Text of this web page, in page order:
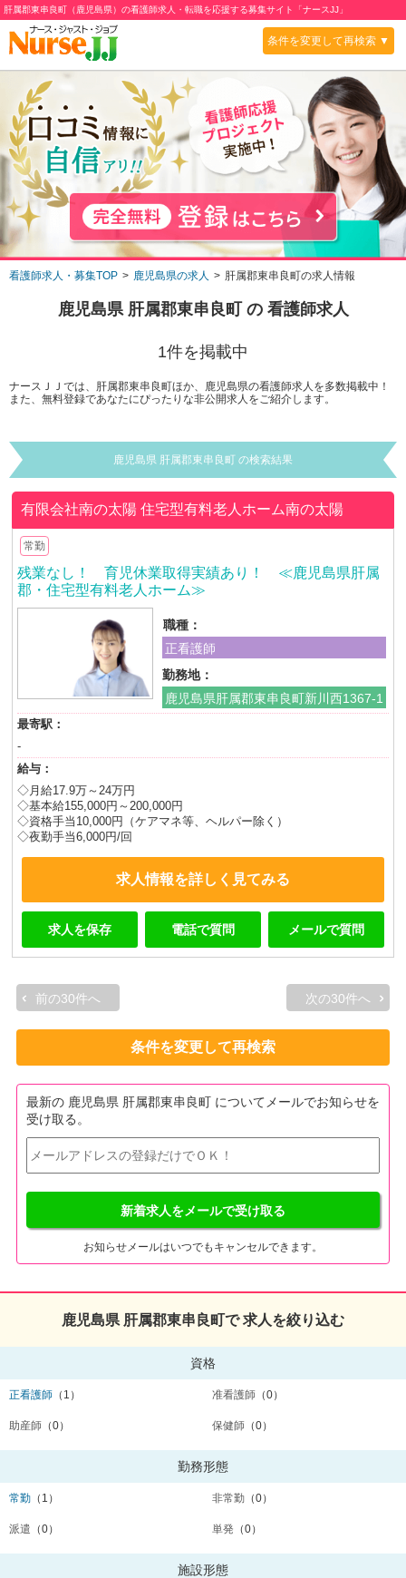
肝属郡東串良町（鹿児島県）の看護師求人・転職を応援する募集サイト「ナースJJ」
条件を変更して再検索 ▼
看護師求人・募集TOP 鹿児島県の求人 肝属郡東串良町の求人情報
鹿児島県 肝属郡東串良町 の 看護師求人
1件を掲載中
ナースＪＪでは、肝属郡東串良町ほか、鹿児島県の看護師求人を多数掲載中！
また、無料登録であなたにぴったりな非公開求人をご紹介します。
鹿児島県 肝属郡東串良町 の検索結果
有限会社南の太陽住宅型有料老人ホーム南の太陽
常勤
残業なし！ 育児休業取得実績あり！ ≪鹿児島県肝属
郡・住宅型有料老人ホーム≫
職種：
正看護師
勤務地：
鹿児島県肝属郡東串良町新川西1367-1
最寄駅：
-
給与：
◇月給17.9万～24万円
◇基本給155,000円～200,000円
◇資格手当10,000円（ケアマネ等、ヘルパー除く）
◇夜勤手当6,000円/回
求人情報を詳しく見てみる
求人を保存 電話で質問 メールで質問
前の30件へ 次の30件へ
条件を変更して再検索
最新の 鹿児島県 肝属郡東串良町 についてメールでお知らせを
受け取る。
新着求人をメールで受け取る
お知らせメールはいつでもキャンセルできます。
鹿児島県 肝属郡東串良町で 求人を絞り込む
資格
正看護師 （1） 准看護師 （0）
助産師 （0） 保健師 （0）
勤務形態
常勤 （1） 非常勤 （0）
派遣 （0） 単発 （0）
施設形態